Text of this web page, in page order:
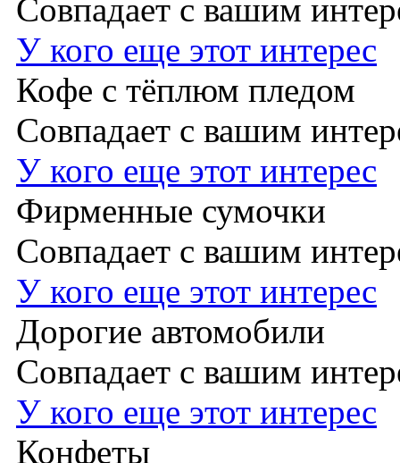
Совпадает с вашим
У кого еще этот интерес
Кофе с тёплюм пледом
Совпадает с вашим
У кого еще этот интерес
Фирменные сумочки
Совпадает с вашим
У кого еще этот интерес
Дорогие автомобили
Совпадает с вашим
У кого еще этот интерес
Конфеты